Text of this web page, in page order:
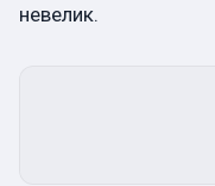
невелик.